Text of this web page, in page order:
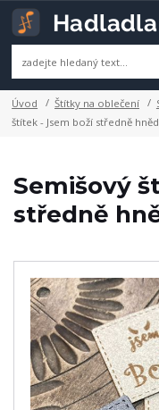
Úvod Štítky na oblečení
štítek - Jsem boží středně
Semišový
středně